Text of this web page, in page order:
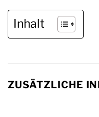
Inhalt
ZUSÄTZLICHE